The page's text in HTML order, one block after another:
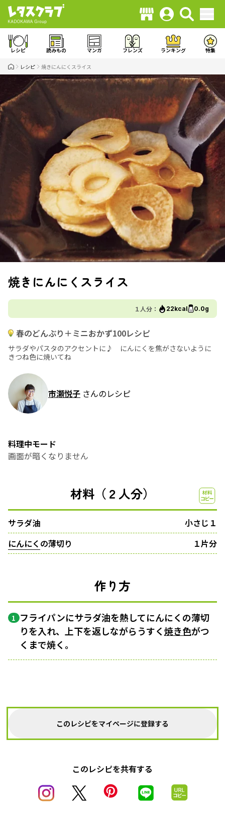
レシピ 読みもの マンガ フレンズ ランキング 特集
レシピ 焼きにんにくスライス
焼きにんにくスライス
１人分： 22kcal 0.0g
春のどんぶり＋ミニおかず100レシピ
サラダやパスタのアクセントに♪ にんにくを焦がさないように
きつね色に焼いてね
市瀬悦子 さんのレシピ
料理中モード
画面が暗くなりません
材料（２人分）
サラダ油
小さじ１
にんにく の薄切り １片分
作り方
1 フライパンにサラダ油を熱してにんにくの薄切
りを入れ、上下を返しながらうすく焼き色がつ
くまで焼く。
このレシピをマイページに登録する
このレシピを共有する